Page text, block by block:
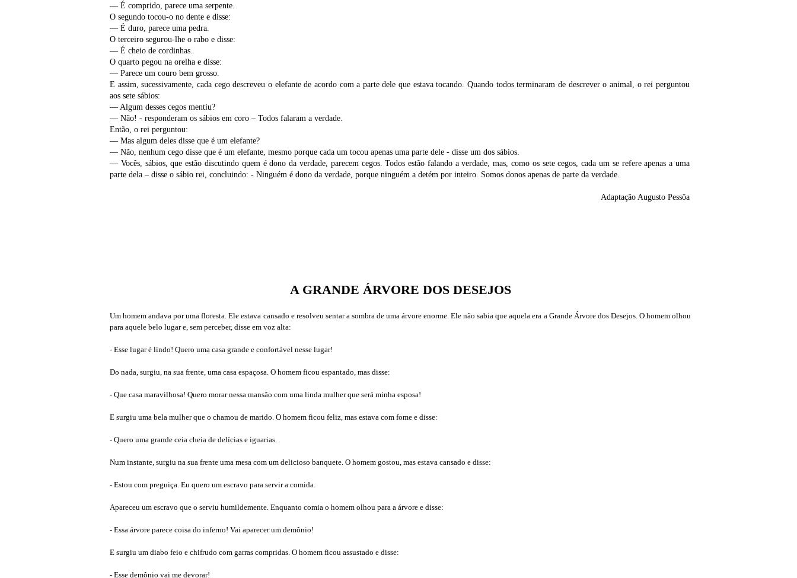
— É comprido, parece uma serpente.
O segundo tocou-o no dente e disse:
— É duro, parece uma pedra.
O terceiro segurou-lhe o rabo e disse:
— É cheio de cordinhas.
O quarto pegou na orelha e disse:
— Parece um couro bem grosso.
E assim, sucessivamente, cada cego descreveu o elefante de acordo com a parte dele que estava tocando. Quando todos terminaram de descrever o animal, o rei perguntou
aos sete sábios:
— Algum desses cegos mentiu?
— Não! - responderam os sábios em coro – Todos falaram a verdade.
Então, o rei perguntou:
— Mas algum deles disse que é um elefante?
— Não, nenhum cego disse que é um elefante, mesmo porque cada um tocou apenas uma parte dele - disse um dos sábios.
— Vocês, sábios, que estão discutindo quem é dono da verdade, parecem cegos. Todos estão falando a verdade, mas, como os sete cegos, cada um se refere apenas a uma
parte dela – disse o sábio rei, concluindo: - Ninguém é dono da verdade, porque ninguém a detém por inteiro. Somos donos apenas de parte da verdade.
Adaptação Augusto Pessôa
A GRANDE ÁRVORE DOS DESEJOS
Um homem andava por uma floresta. Ele estava cansado e resolveu sentar a sombra de uma árvore enorme. Ele não sabia que aquela era a Grande Árvore dos Desejos. O homem olhou
para aquele belo lugar e, sem perceber, disse em voz alta:
- Esse lugar é lindo! Quero uma casa grande e confortável nesse lugar!
Do nada, surgiu, na sua frente, uma casa espaçosa. O homem ficou espantado, mas disse:
- Que casa maravilhosa! Quero morar nessa mansão com uma linda mulher que será minha esposa!
E surgiu uma bela mulher que o chamou de marido. O homem ficou feliz, mas estava com fome e disse:
- Quero uma grande ceia cheia de delícias e iguarias.
Num instante, surgiu na sua frente uma mesa com um delicioso banquete. O homem gostou, mas estava cansado e disse:
- Estou com preguiça. Eu quero um escravo para servir a comida.
Apareceu um escravo que o serviu humildemente. Enquanto comia o homem olhou para a árvore e disse:
- Essa árvore parece coisa do inferno! Vai aparecer um demônio!
E surgiu um diabo feio e chifrudo com garras compridas. O homem ficou assustado e disse:
- Esse demônio vai me devorar!